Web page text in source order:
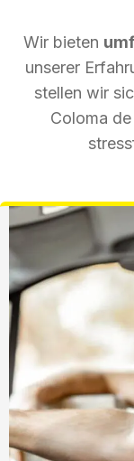
Wir bieten
unserer
stellen wir
Coloma